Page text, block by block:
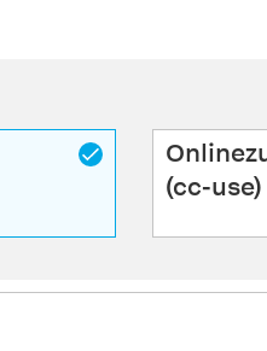
(cc-use)